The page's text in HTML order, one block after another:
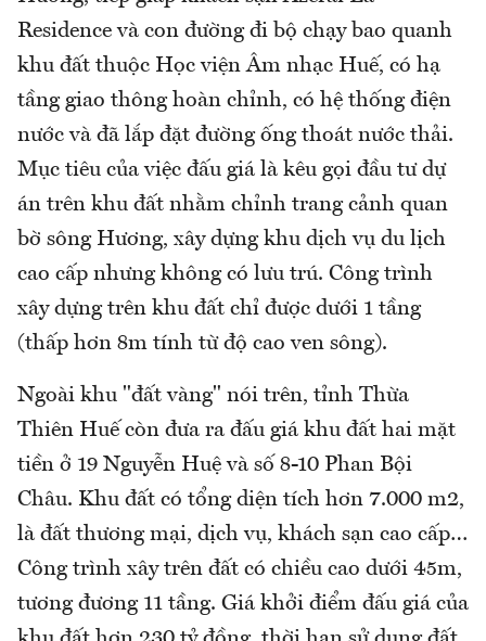
Residence và con đường đi bộ chạy bao quanh
khu đất thuộc Học viện Âm nhạc Huế, có hạ
tầng giao thông hoàn chỉnh, có hệ thống điện
nước và đã lắp đặt đường ống thoát nước thải.
Mục tiêu của việc đấu giá là kêu gọi đầu tư dự
án trên khu đất nhằm chỉnh trang cảnh quan
bờ sông Hương, xây dựng khu dịch vụ du lịch
cao cấp nhưng không có lưu trú. Công trình
xây dựng trên khu đất chỉ được dưới 1 tầng
(thấp hơn 8m tính từ độ cao ven sông).
Ngoài khu "đất vàng" nói trên, tỉnh Thừa
Thiên Huế còn đưa ra đấu giá khu đất hai mặt
tiền ở 19 Nguyễn Huệ và số 8-10 Phan Bội
Châu. Khu đất có tổng diện tích hơn 7.000 m2,
là đất thương mại, dịch vụ, khách sạn cao cấp…
Công trình xây trên đất có chiều cao dưới 45m,
tương đương 11 tầng. Giá khởi điểm đấu giá của